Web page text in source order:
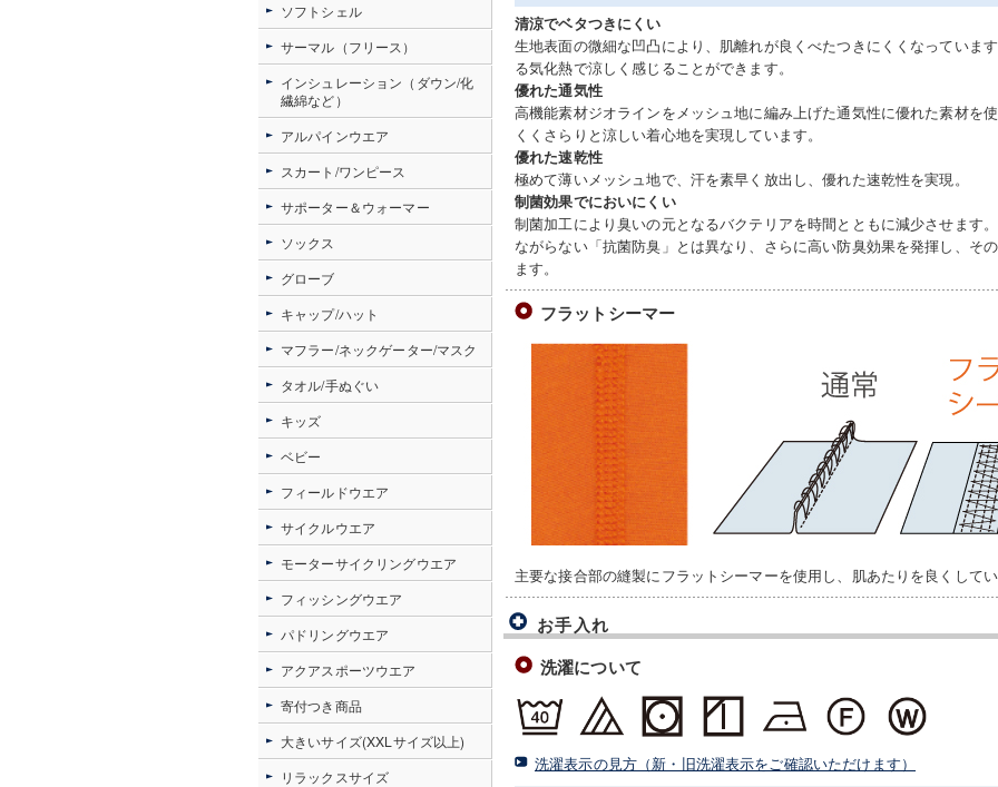
清涼でベタつきにくい
生地表面の微細な凹凸により、肌離れが良くべたつきにくくなっていま
る気化熱で涼しく感じることができます。
優れた通気性
高機能素材ジオラインをメッシュ地に編み上げた通気性に優れた素材を
くくさらりと涼しい着心地を実現しています。
優れた速乾性
極めて薄いメッシュ地で、汗を素早く放出し、優れた速乾性を実現。
制菌効果でにおいにくい
制菌加工により臭いの元となるバクテリアを時間とともに減少させます
ながらない「抗菌防臭」とは異なり、さらに高い防臭効果を発揮し、そ
ます。
フラットシーマー
主要な接合部の縫製にフラットシーマーを使用し、肌あたりを良くして
お手入れ
洗濯について
洗濯表示の見方（新・旧洗濯表示をご確認いただけます）
ソフトシェル
サーマル（フリース）
インシュレーション（ダウン/化
繊綿など）
アルパインウエア
スカート/ワンピース
サポーター＆ウォーマー
ソックス
グローブ
キャップ/ハット
マフラー/ネックゲーター/マスク
タオル/手ぬぐい
キッズ
ベビー
フィールドウエア
サイクルウエア
モーターサイクリングウエア
フィッシングウエア
パドリングウエア
アクアスポーツウエア
寄付つき商品
大きいサイズ(XXLサイズ以上)
リラックスサイズ